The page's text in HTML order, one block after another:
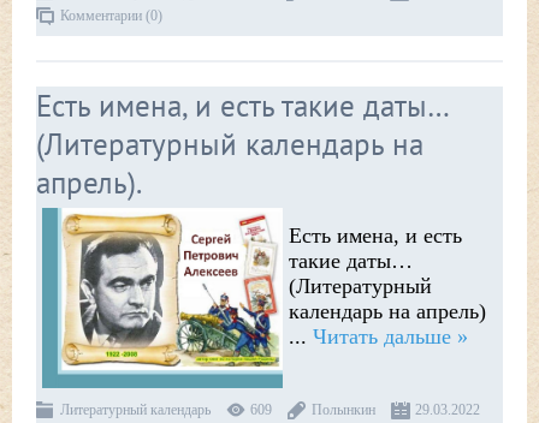
Комментарии (0)
Есть имена, и есть такие даты…
(Литературный календарь на
апрель).
Есть имена, и есть
такие даты…
(Литературный
календарь на апрель)
... Читать дальше »
Литературный календарь 609 Полынкин
29.03.2022